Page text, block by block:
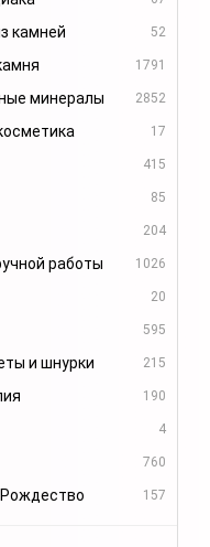
камней 52
1791
минералы 2852
17
415
85
204
работы 1026
20
595
и шнурки 215
190
4
760
157